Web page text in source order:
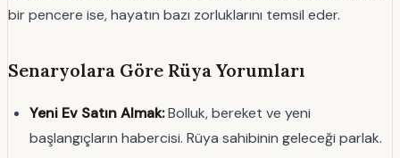
bir pencere ise, hayatın bazı zorluklarını temsil eder.
Senaryolara Göre Rüya Yorumları
Yeni Ev Satın Almak:Bolluk, bereket ve yeni
başlangıçların habercisi. Rüya sahibinin geleceği parlak.